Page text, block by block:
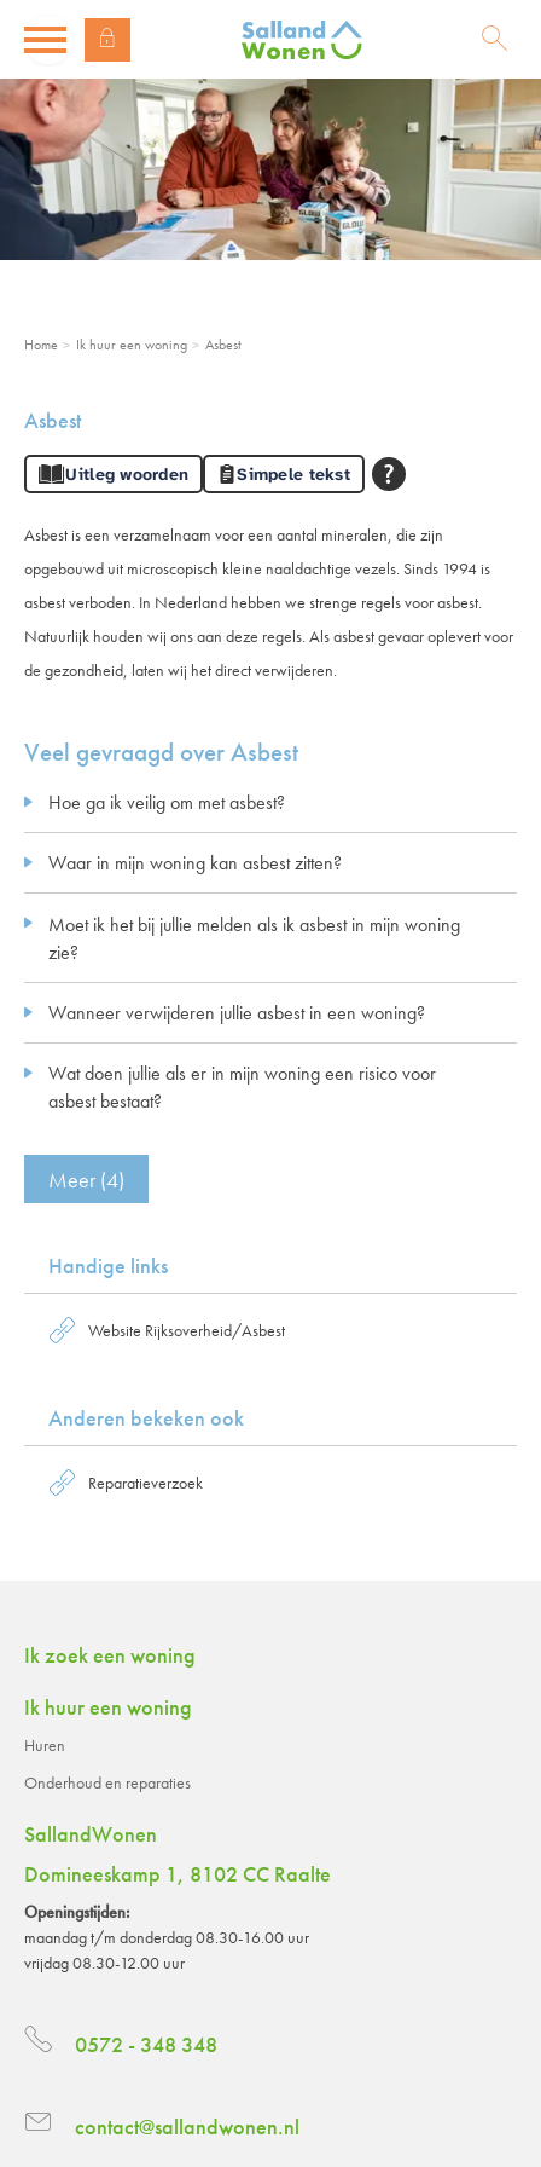
Naar hoofdinhoud
Naar hoofdnavigatiemenu
Naar zoeken
Naar de homepage
Ga naar Hoofd
Home Ik huur een woning Asbest
Asbest
Uitleg woorden Simpele tekst
Asbest is een verzamelnaam voor een aantal mineralen, die zijn
opgebouwd uit microscopisch kleine naaldachtige vezels. Sinds 1994 is
asbest verboden. In Nederland hebben we strenge regels voor asbest.
Natuurlijk houden wij ons aan deze regels. Als asbest gevaar oplevert voor
de gezondheid, laten wij het direct verwijderen.
Veel gevraagd over Asbest
Hoe ga ik veilig om met asbest?
Waar in mijn woning kan asbest zitten?
Moet ik het bij jullie melden als ik asbest in mijn woning
zie?
Wanneer verwijderen jullie asbest in een woning?
Wat doen jullie als er in mijn woning een risico voor
asbest bestaat?
Meer (4)
Handige links
Website Rijksoverheid/Asbest
Anderen bekeken ook
Reparatieverzoek
Contactinformatie
Ik zoek een woning
Ik huur een woning
Huren
Onderhoud en reparaties
SallandWonen
Domineeskamp 1, 8102 CC Raalte
Openingstijden:
maandag t/m donderdag 08.30-16.00 uur
vrijdag 08.30-12.00 uur
0572 - 348 348
contact@sallandwonen.nl